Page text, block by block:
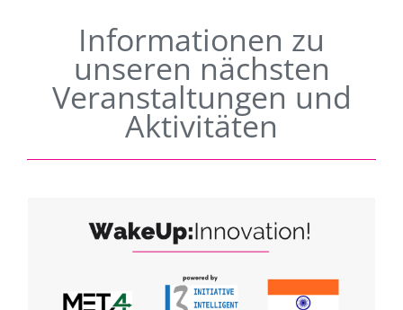
Informationen zu
unseren nächsten
Veranstaltungen und
Aktivitäten